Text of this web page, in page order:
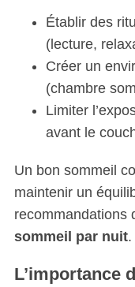
Établir des
(lecture,
Créer un
(chambre
Limiter
avant le
Un bon sommeil
maintenir un
recommandations
sommeil par nuit.
L’importance